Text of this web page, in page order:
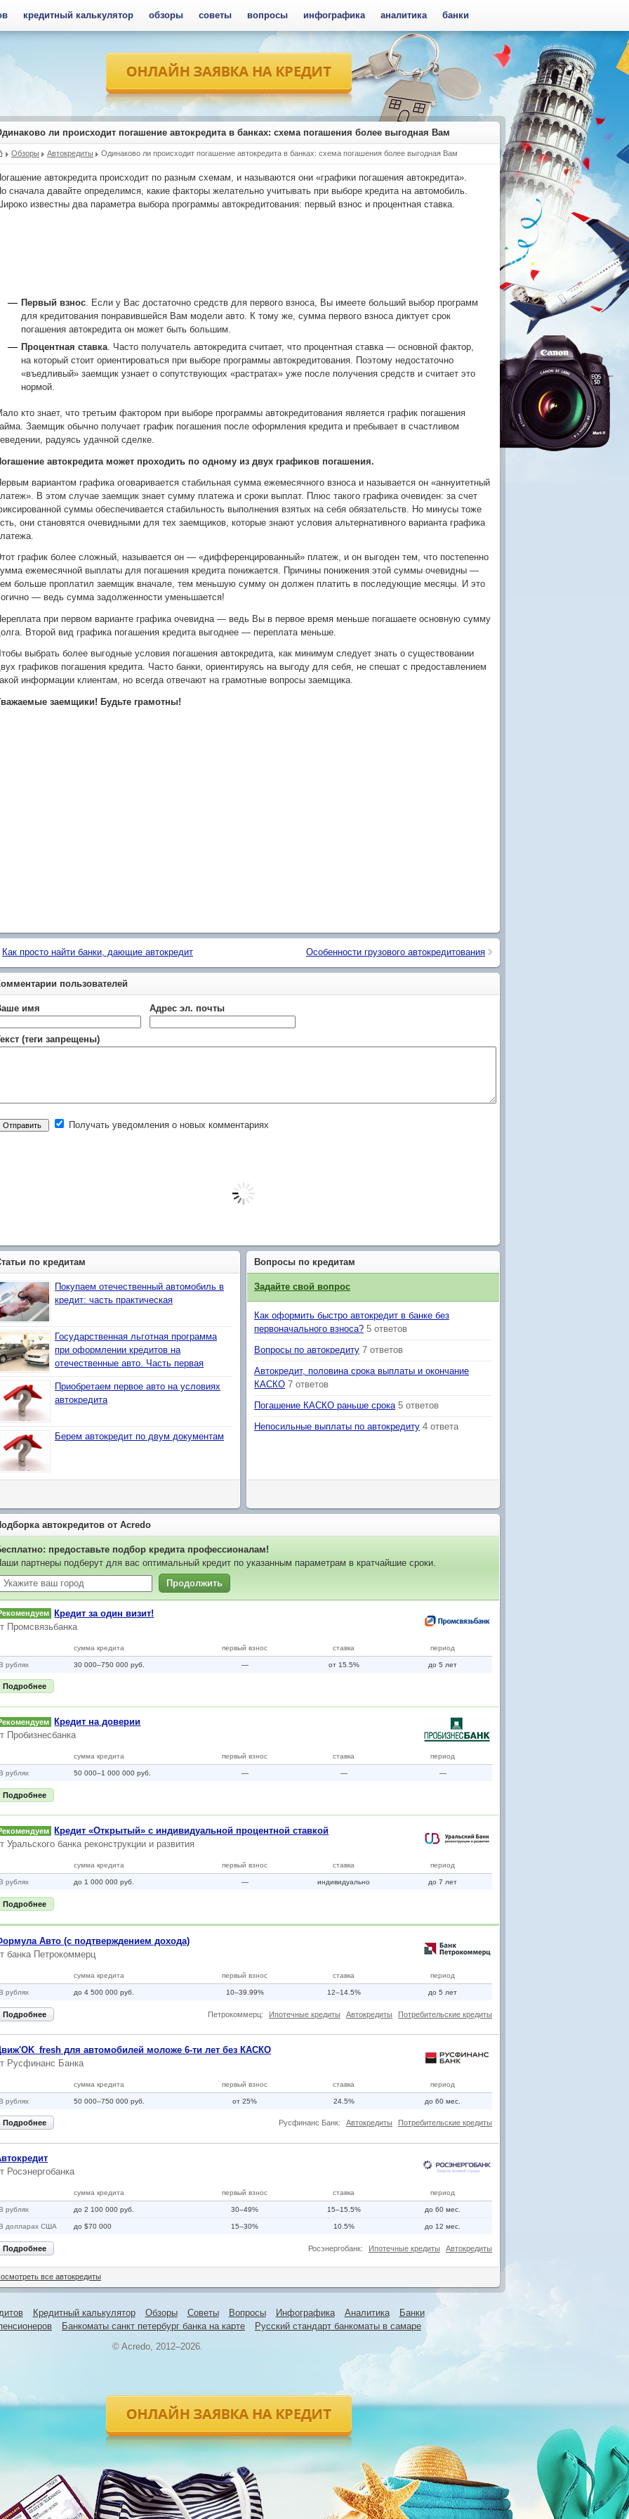
ли происходит погашение автокредита в банках: схема погашения более выгодная Вам
Обзоры Автокредиты Одинаково ли происходит погашение автокредита в банках: схема погашения более выгодная Вам
автокредита происходит по разным схемам, и называются они «графики погашения автокредита».
сначала давайте определимся, какие факторы желательно учитывать при выборе кредита на автомобиль.
известны два параметра выбора программы автокредитования: первый взнос и процентная ставка.
Первый взнос. Если у Вас достаточно средств для первого взноса, Вы имеете больший выбор программ
для кредитования понравившейся Вам модели авто. К тому же, сумма первого взноса диктует срок
погашения автокредита он может быть большим.
Процентная ставка. Часто получатель автокредита считает, что процентная ставка — основной фактор,
на который стоит ориентироваться при выборе программы автокредитования. Поэтому недостаточно
«въедливый» заемщик узнает о сопутствующих «растратах» уже после получения средств и считает это
нормой.
кто знает, что третьим фактором при выборе программы автокредитования является график погашения
Заемщик обычно получает график погашения после оформления кредита и пребывает в счастливом
радуясь удачной сделке.
автокредита может проходить по одному из двух графиков погашения.
вариантом графика оговаривается стабильная сумма ежемесячного взноса и называется он «аннуитетный
В этом случае заемщик знает сумму платежа и сроки выплат. Плюс такого графика очевиден: за счет
суммы обеспечивается стабильность выполнения взятых на себя обязательств. Но минусы тоже
они становятся очевидными для тех заемщиков, которые знают условия альтернативного варианта графика
график более сложный, называется он — «дифференцированный» платеж, и он выгоден тем, что постепенно
ежемесячной выплаты для погашения кредита понижается. Причины понижения этой суммы очевидны —
больше проплатил заемщик вначале, тем меньшую сумму он должен платить в последующие месяцы. И это
— ведь сумма задолженности уменьшается!
при первом варианте графика очевидна — ведь Вы в первое время меньше погашаете основную сумму
Второй вид графика погашения кредита выгоднее — переплата меньше.
выбрать более выгодные условия погашения автокредита, как минимум следует знать о существовании
графиков погашения кредита. Часто банки, ориентируясь на выгоду для себя, не спешат с предоставлением
информации клиентам, но всегда отвечают на грамотные вопросы заемщика.
заемщики! Будьте грамотны!
Как просто найти банки, дающие автокредит Особенности грузового автокредитования
пользователей
имя Адрес эл. почты
(теги запрещены)
Получать уведомления о новых комментариях
по кредитам
Покупаем отечественный автомобиль в
кредит: часть практическая
Государственная льготная программа
при оформлении кредитов на
отечественные авто. Часть первая
Приобретаем первое авто на условиях
автокредита
Берем автокредит по двум документам
Вопросы по кредитам
Задайте свой вопрос
Как оформить быстро автокредит в банке без
первоначального взноса? 5 ответов
Вопросы по автокредиту 7 ответов
Автокредит, половина срока выплаты и окончание
КАСКО 7 ответов
Погашение КАСКО раньше срока 5 ответов
Непосильные выплаты по автокредиту 4 ответа
автокредитов от Acredo
предоставьте подбор кредита профессионалам!
партнеры подберут для вас оптимальный кредит по указанным параметрам в кратчайшие сроки.
Продолжить
Кредит за один визит!
Промсвязьбанка
сумма кредита первый взнос ставка период
рублях 30 000–750 000 руб. — от 15.5% до 5 лет
Подробнее
Кредит на доверии
Пробизнесбанка
сумма кредита первый взнос ставка период
рублях 50 000–1 000 000 руб. — — —
Подробнее
Кредит «Открытый» с индивидуальной процентной ставкой
Уральского банка реконструкции и развития
сумма кредита первый взнос ставка период
рублях до 1 000 000 руб. — индивидуально до 7 лет
Подробнее
Авто (с подтверждением дохода)
банка Петрокоммерц
сумма кредита первый взнос ставка период
рублях до 4 500 000 руб. 10–39.99% 12–14.5% до 5 лет
Петрокоммерц: Ипотечные кредиты Автокредиты Потребительские кредиты
Подробнее
для автомобилей моложе 6-ти лет без КАСКО
Русфинанс Банка
сумма кредита первый взнос ставка период
рублях 50 000–750 000 руб. от 25% 24.5% до 60 мес.
Русфинанс Банк: Автокредиты Потребительские кредиты
Подробнее
Росэнергобанка
сумма кредита первый взнос ставка период
рублях до 2 100 000 руб. 30–49% 15–15.5% до 60 мес.
долларах США до $70 000 15–30% 10.5% до 12 мес.
Росэнергобанк: Ипотечные кредиты Автокредиты
Подробнее
все автокредиты
кредитный калькулятор обзоры советы вопросы инфографика аналитика банки
Кредитный калькулятор Обзоры Советы Вопросы Инфографика Аналитика
Банки
Банкоматы санкт петербург банка на карте Русский стандарт банкоматы в самаре
© Acredo, 2012–2026.